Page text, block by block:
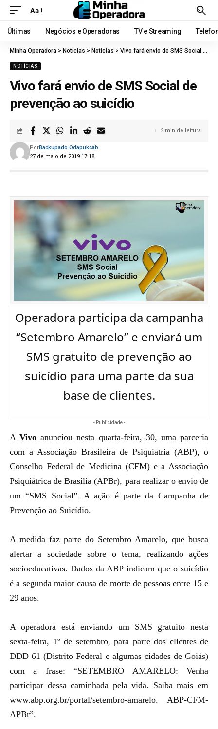
Aa
Últimas Negócios e Operadoras TV e Streaming
Minha Operadora > Notícias > Notícias > Vivo fará envio de SMS Social de prevenção ao suicídio
NOTÍCIAS
Vivo fará envio de SMS Social de
prevenção ao suicídio
27 de maio de 2019 17:18
PorBackupado Odapukcab
2 min de leitura
Operadora participa da campanha
“Setembro Amarelo” e enviará um
SMS gratuito de prevenção ao
suicídio para uma parte da sua
base de clientes.
- Publicidade -
AVivo anunciou nesta quarta-feira, 30, uma parceria
com a Associação Brasileira de Psiquiatria (ABP), o
Conselho Federal de Medicina (CFM) e a Associação
Psiquiátrica de Brasília (APBr), para realizar o envio de
um “SMS Social”. A ação é parte da Campanha de
Prevenção ao Suicídio.
A medida faz parte do Setembro Amarelo, que busca
alertar a sociedade sobre o tema, realizando ações
socioeducativas. Dados da ABP indicam que o suicídio
é a segunda maior causa de morte de pessoas entre 15 e
29 anos.
A operadora está enviando um SMS gratuito nesta
sexta-feira, 1º de setembro, para parte dos clientes de
DDD 61 (Distrito Federal e algumas cidades de Goiás)
com a frase: “SETEMBRO AMARELO: Venha
participar dessa caminhada pela vida. Saiba mais em
www.abp.org.br/portal/setembro-amarelo. ABP-CFM-
APBr”.